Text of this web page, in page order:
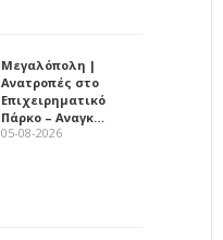
Μεγαλόπολη |
Ανατροπές στο
Επιχειρηματικό
Πάρκο – Αναγκ…
05-08-2026